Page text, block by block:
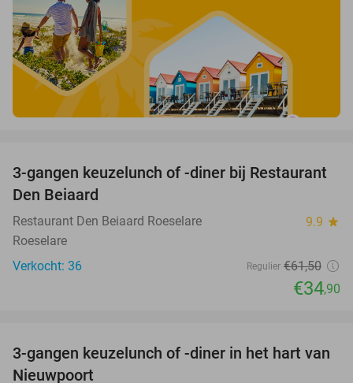
43%
3-gangen keuzelunch of -diner bij Restaurant
Den Beiaard
Restaurant Den Beiaard Roeselare 9.9 star
Roeselare
Verkocht: 36
Regulier €61,50
€34,90
35%
3-gangen keuzelunch of -diner in het hart van
Nieuwpoort